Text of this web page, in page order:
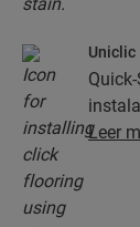
Uniclic
Leer